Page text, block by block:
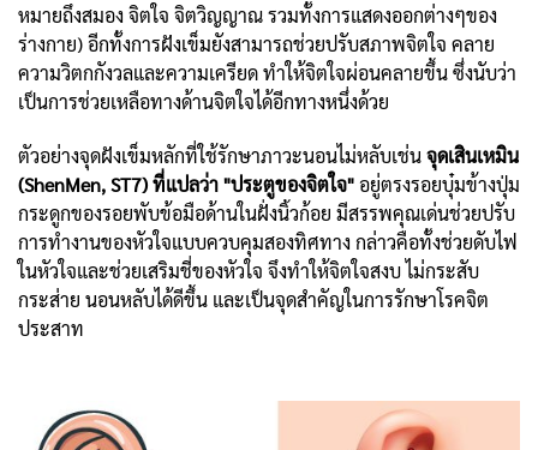
หมายถึงสมอง จิตใจ จิตวิญญาณ รวมทั้งการแสดงออกต่างๆของ
ร่างกาย) อีกทั้งการฝังเข็มยังสามารถช่วยปรับสภาพจิตใจ คลาย
ความวิตกกังวลและความเครียด ทำให้จิตใจผ่อนคลายขึ้น ซึ่งนับว่า
เป็นการช่วยเหลือทางด้านจิตใจได้อีกทางหนึ่งด้วย
ตัวอย่างจุดฝังเข็มหลักที่ใช้รักษาภาวะนอนไม่หลับเช่นจุดเสินเหมิน
(ShenMen, ST7) ที่แปลว่า "ประตูของจิตใจ"อยู่ตรงรอยบุ๋มข้างปุ่ม
กระดูกของรอยพับข้อมือด้านในฝั่งนิ้วก้อย มีสรรพคุณเด่นช่วยปรับ
การทำงานของหัวใจแบบควบคุมสองทิศทาง กล่าวคือทั้งช่วยดับไฟ
ในหัวใจและช่วยเสริมชี่ของหัวใจ จึงทำให้จิตใจสงบ ไม่กระสับ
กระส่าย นอนหลับได้ดีขึ้น และเป็นจุดสำคัญในการรักษาโรคจิต
ประสาท